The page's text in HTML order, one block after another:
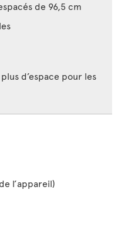
de 96,5 cm
d’espace pour les
l’appareil)